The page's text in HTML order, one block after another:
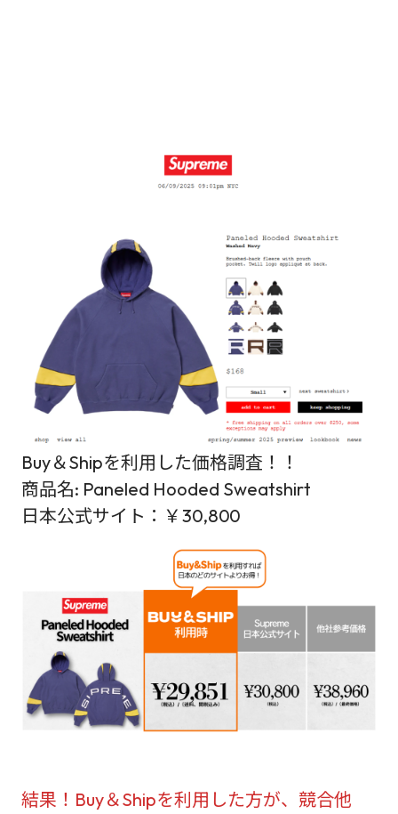
Buy＆Shipを利用した価格調査！！
商品名: Paneled Hooded Sweatshirt
日本公式サイト：￥30,800
結果！Buy＆Shipを利用した方が、競合他